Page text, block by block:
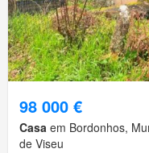
98 000 €
Casa em Bordonhos,
de Viseu